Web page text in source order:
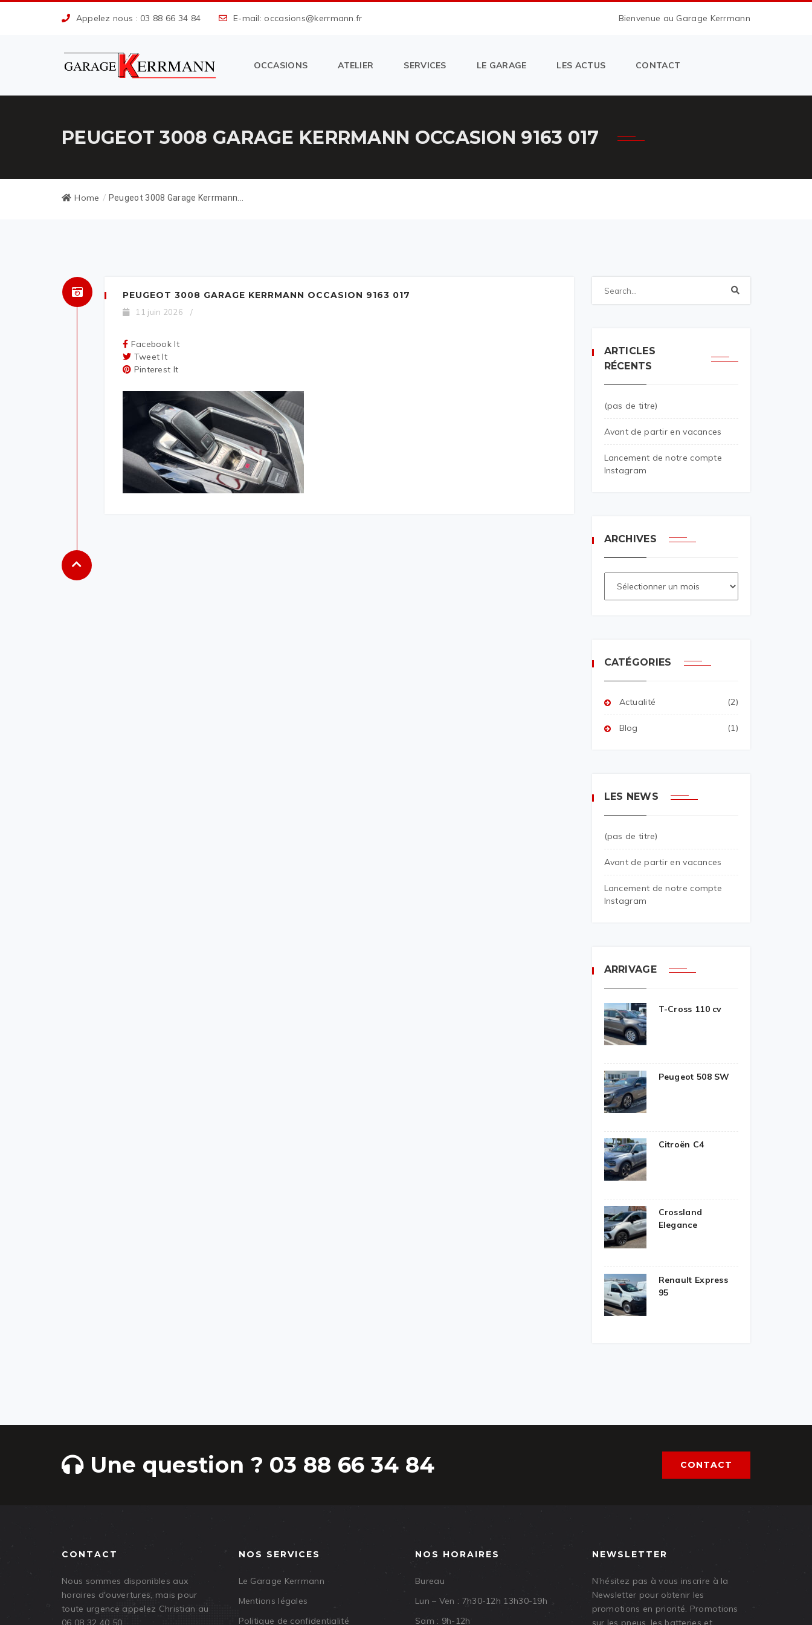
Appelez nous : 03 88 66 34 84 E-mail: occasions@kerrmann.fr Bienvenue au Garage Kerrmann
OCCASIONS ATELIER SERVICES LE GARAGE LES ACTUS CONTACT
PEUGEOT 3008 GARAGE KERRMANN OCCASION 9163 017
Home / Peugeot 3008 Garage Kerrmann...
PEUGEOT 3008 GARAGE KERRMANN OCCASION 9163 017
11 juin 2026 /
Facebook It
Tweet It
Pinterest It
ARTICLES
RÉCENTS
(pas de titre)
Avant de partir en vacances
Lancement de notre compte
Instagram
ARCHIVES
CATÉGORIES
Actualité (2)
Blog (1)
LES NEWS
(pas de titre)
Avant de partir en vacances
Lancement de notre compte
Instagram
ARRIVAGE
T-Cross 110 cv
Peugeot 508 SW
Citroën C4
Crossland
Elegance
Renault Express
95
Une question ? 03 88 66 34 84 CONTACT
CONTACT
Nous sommes disponibles aux
horaires d'ouvertures, mais pour
toute urgence appelez Christian au
06 08 32 40 50
NOS SERVICES
Le Garage Kerrmann
Mentions légales
Politique de confidentialité
NOS HORAIRES
Bureau
Lun – Ven : 7h30-12h 13h30-19h
Sam : 9h-12h
NEWSLETTER
N’hésitez pas à vous inscrire à la
Newsletter pour obtenir les
promotions en priorité. Promotions
sur les pneus, les batteries et